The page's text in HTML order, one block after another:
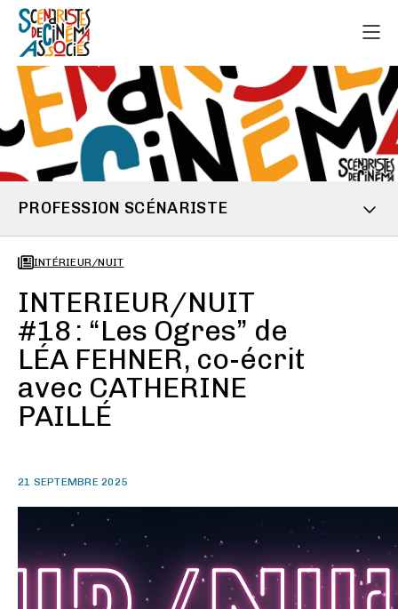
PROFESSION SCÉNARISTE
INTÉRIEUR/NUIT
INTERIEUR/NUIT
#18 : “Les Ogres” de
LÉA FEHNER, co-écrit
avec CATHERINE
PAILLÉ
21 SEPTEMBRE 2025